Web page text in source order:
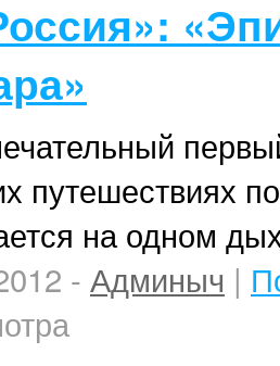
путешествиях
на одном
- Админыч |